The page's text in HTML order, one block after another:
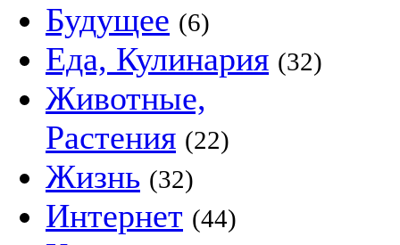
Будущее (6)
Еда, Кулинария (32)
Животные,
Растения (22)
Жизнь (32)
Интернет (44)